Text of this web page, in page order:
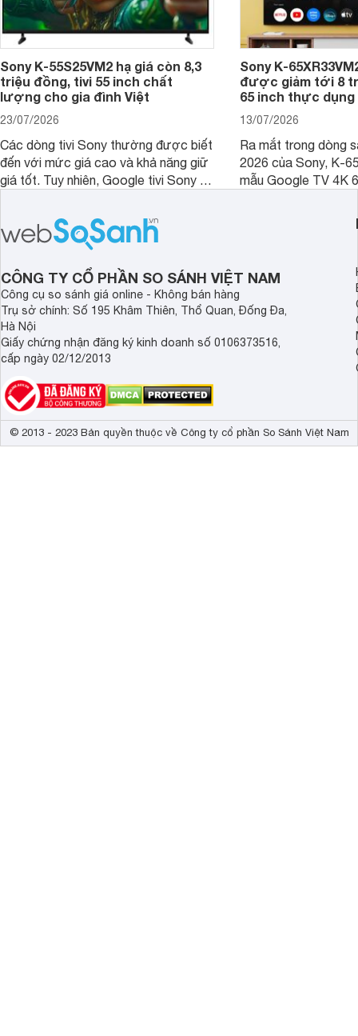
Sony K-55S25VM2 hạ giá còn 8,3
triệu đồng, tivi 55 inch chất
lượng cho gia đình Việt
23/07/2026
Các dòng tivi Sony thường được biết
đến với mức giá cao và khả năng giữ
giá tốt. Tuy nhiên, Google tivi Sony 55
hợp đáng chú ý khi có mức giá dễ
tiếp cận hơn dù mới ra mắt trong năm
Sony K-
được giảm tới 8
65 inch thực
13/07/2026
Ra mắt trong dòng
2026 của Sony, K-
mẫu Google TV 4K
tảng Google TV
nghệ hỗ trợ nâng
CÔNG TY CỔ PHẦN SO SÁNH VIỆT NAM
Công cụ so sánh giá online - Không bán hàng
Trụ sở chính: Số 195 Khâm Thiên, Thổ Quan, Đống Đa,
Hà Nội
Giấy chứng nhận đăng ký kinh doanh số 0106373516,
cấp ngày 02/12/2013
© 2013 - 2023 Bản quyền thuộc về Công ty cổ phần So Sánh Việt Nam